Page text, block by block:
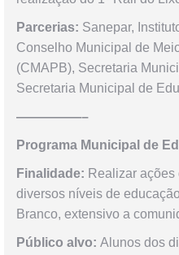
Parcerias: Sanepar,
Conselho Municipal de
(CMAPB), Secretaria
Secretaria Municipal de
—————–
Programa Municipal de
Finalidade: Realizar
diversos níveis de
Branco, extensivo a
Público alvo: Alunos dos